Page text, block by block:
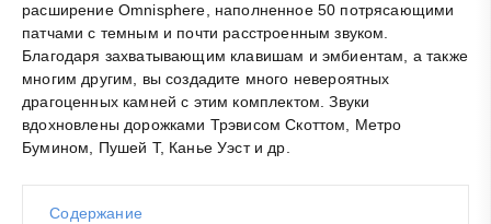
расширение Omnisphere, наполненное 50 потрясающими
патчами с темным и почти расстроенным звуком.
Благодаря захватывающим клавишам и эмбиентам, а также
многим другим, вы создадите много невероятных
драгоценных камней с этим комплектом. Звуки
вдохновлены дорожками Трэвисом Скоттом, Метро
Бумином, Пушей Т, Канье Уэст и др.
Содержание